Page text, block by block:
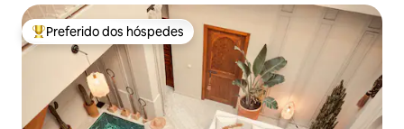
Entre os melhores preferidos dos hóspedes
Preferido dos hóspedes